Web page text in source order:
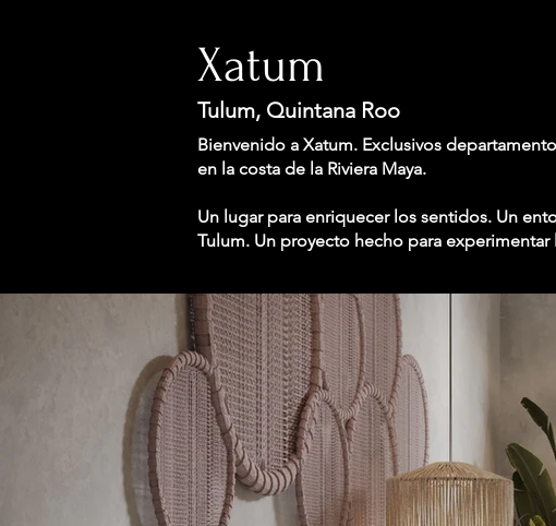
Xatum
Tulum, Quintana Roo
Bienvenido a Xatum. Exclusivos
en la costa de la Riviera Maya.
Un lugar para enriquecer los sentidos. Un
Tulum. Un proyecto hecho para